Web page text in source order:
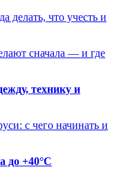
делать, что учесть и
сначала — и где
технику и
с чего начинать и
до +40°C